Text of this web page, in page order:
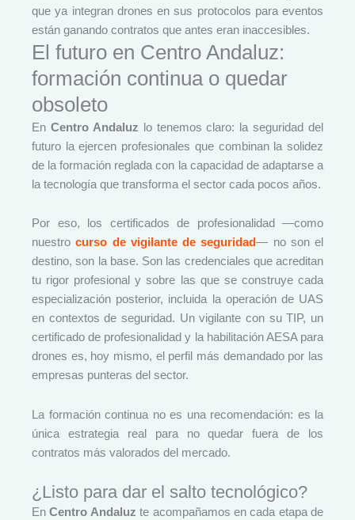
que ya integran drones en sus protocolos para eventos
están ganando contratos que antes eran inaccesibles.
El futuro en Centro Andaluz:
formación continua o quedar
obsoleto
En Centro Andaluz lo tenemos claro: la seguridad del
futuro la ejercen profesionales que combinan la solidez
de la formación reglada con la capacidad de adaptarse a
la tecnología que transforma el sector cada pocos años.
Por eso, los certificados de profesionalidad —como
nuestrocurso de vigilante de seguridad— no son el
destino, son la base. Son las credenciales que acreditan
tu rigor profesional y sobre las que se construye cada
especialización posterior, incluida la operación de UAS
en contextos de seguridad. Un vigilante con su TIP, un
certificado de profesionalidad y la habilitación AESA para
drones es, hoy mismo, el perfil más demandado por las
empresas punteras del sector.
La formación continua no es una recomendación: es la
única estrategia real para no quedar fuera de los
contratos más valorados del mercado.
¿Listo para dar el salto tecnológico?
EnCentro Andaluzte acompañamos en cada etapa de